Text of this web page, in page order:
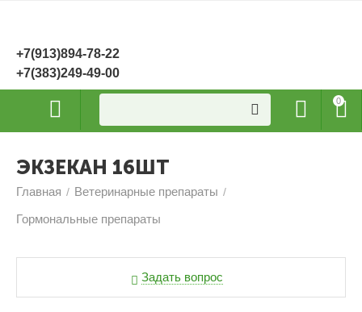
+7(913)894-78-22
+7(383)249-49-00
0
ЭКЗЕКАН 16ШТ
Главная / Ветеринарные препараты /
Гормональные препараты
Задать вопрос